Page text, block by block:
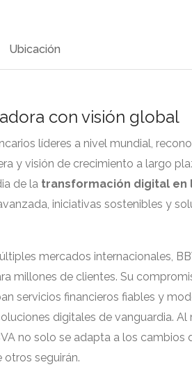
Ubicación
con visión global
líderes a nivel mundial,
y visión de crecimiento a largo
de la transformación digital en
iniciativas sostenibles y
mercados internacionales,
millones de clientes. Su
servicios financieros fiables y
digitales de vanguardia.
no solo se adapta a los cambios
seguirán.